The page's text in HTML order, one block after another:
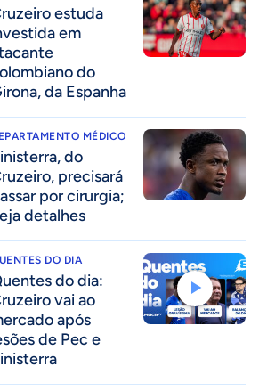
estuda
em
do
da Espanha
MÉDICO
do
precisará
por cirurgia;
detalhes
DO DIA
do dia:
vai ao
após
de Pec e